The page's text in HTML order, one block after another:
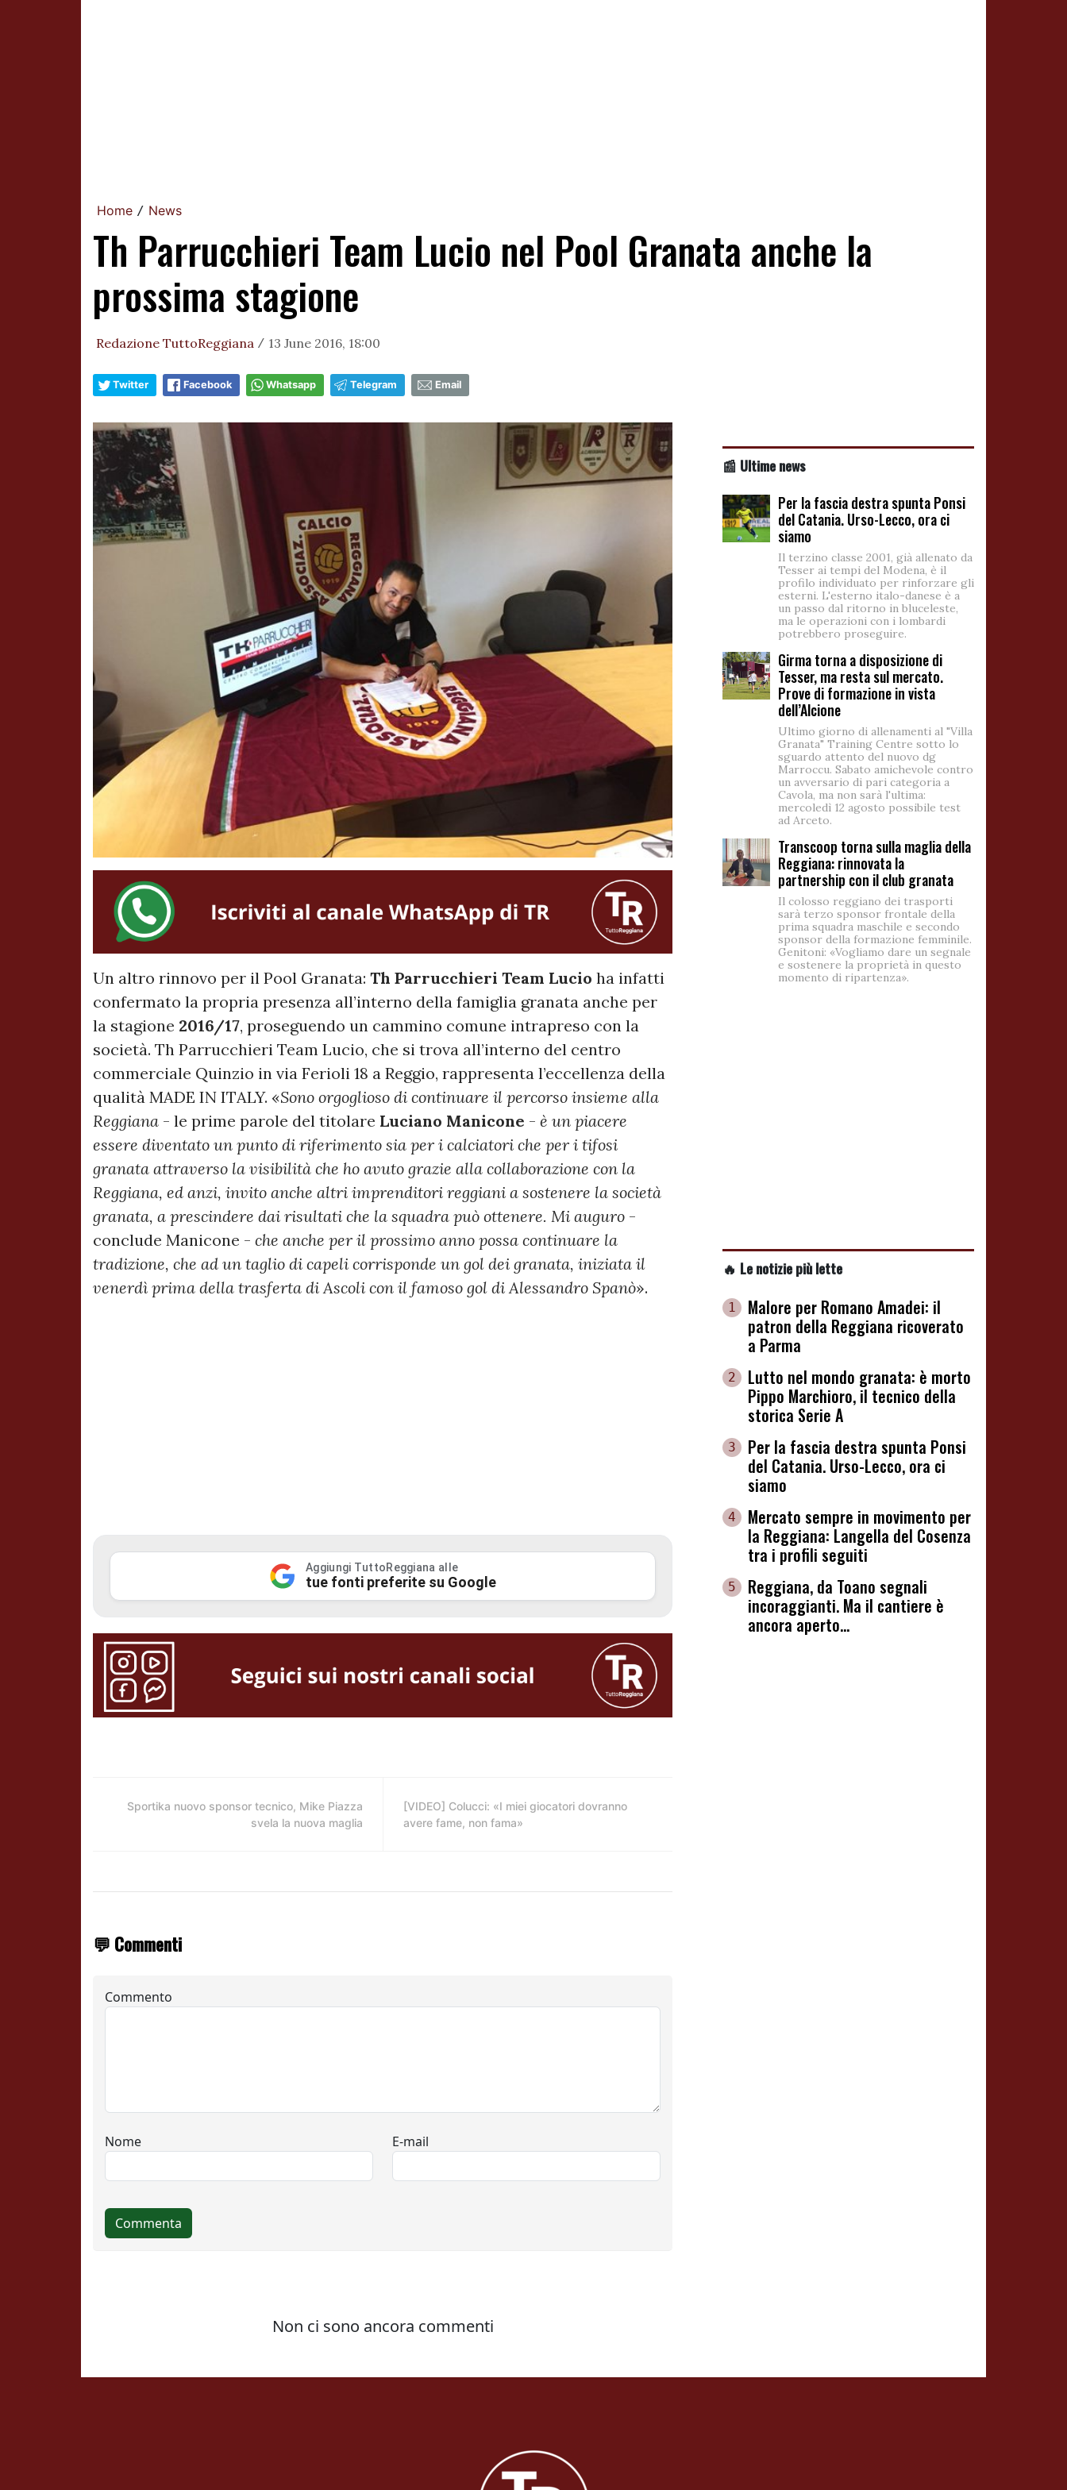
Home / News
Th Parrucchieri Team Lucio nel Pool Granata anche la
prossima stagione
Redazione TuttoReggiana / 13 June 2016, 18:00
Twitter Facebook Whatsapp Telegram Email
Un altro rinnovo per il Pool Granata: Th Parrucchieri Team Lucio ha infatti
confermato la propria presenza all’interno della famiglia granata anche per
la stagione 2016/17, proseguendo un cammino comune intrapreso con la
società. Th Parrucchieri Team Lucio, che si trova all’interno del centro
commerciale Quinzio in via Ferioli 18 a Reggio, rappresenta l’eccellenza della
qualità MADE IN ITALY. «Sono orgoglioso di continuare il percorso insieme alla
Reggiana - le prime parole del titolare Luciano Manicone - è un piacere
essere diventato un punto di riferimento sia per i calciatori che per i tifosi
granata attraverso la visibilità che ho avuto grazie alla collaborazione con la
Reggiana, ed anzi, invito anche altri imprenditori reggiani a sostenere la società
granata, a prescindere dai risultati che la squadra può ottenere. Mi auguro -
conclude Manicone - che anche per il prossimo anno possa continuare la
tradizione, che ad un taglio di capeli corrisponde un gol dei granata, iniziata il
venerdì prima della trasferta di Ascoli con il famoso gol di Alessandro Spanò».
Aggiungi TuttoReggiana alle
tue fonti preferite su Google
Sportika nuovo sponsor tecnico, Mike Piazza
svela la nuova maglia
[VIDEO] Colucci: «I miei giocatori dovranno
avere fame, non fama»
💬 Commenti
📰 Ultime news
Per la fascia destra spunta Ponsi
del Catania. Urso-Lecco, ora ci
siamo
Il terzino classe 2001, già allenato da
Tesser ai tempi del Modena, è il
profilo individuato per rinforzare gli
esterni. L'esterno italo-danese è a
un passo dal ritorno in bluceleste,
ma le operazioni con i lombardi
potrebbero proseguire.
Girma torna a disposizione di
Tesser, ma resta sul mercato.
Prove di formazione in vista
dell’Alcione
Ultimo giorno di allenamenti al "Villa
Granata" Training Centre sotto lo
sguardo attento del nuovo dg
Marroccu. Sabato amichevole contro
un avversario di pari categoria a
Cavola, ma non sarà l'ultima:
mercoledì 12 agosto possibile test
ad Arceto.
Transcoop torna sulla maglia della
Reggiana: rinnovata la
partnership con il club granata
Il colosso reggiano dei trasporti
sarà terzo sponsor frontale della
prima squadra maschile e secondo
sponsor della formazione femminile.
Genitoni: «Vogliamo dare un segnale
e sostenere la proprietà in questo
momento di ripartenza».
🔥 Le notizie più lette
1
Malore per Romano Amadei: il
patron della Reggiana ricoverato
a Parma
2
Lutto nel mondo granata: è morto
Pippo Marchioro, il tecnico della
storica Serie A
3
Per la fascia destra spunta Ponsi
del Catania. Urso-Lecco, ora ci
siamo
4
Mercato sempre in movimento per
la Reggiana: Langella del Cosenza
tra i profili seguiti
5
Reggiana, da Toano segnali
incoraggianti. Ma il cantiere è
ancora aperto...